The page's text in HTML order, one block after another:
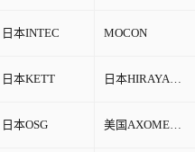
日本INTEC MOCON
日本KETT 日本HIRAYAMA
日本OSG 美国AXOMETRICS